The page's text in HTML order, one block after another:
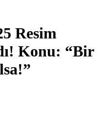
Resim
Konu: “Bir